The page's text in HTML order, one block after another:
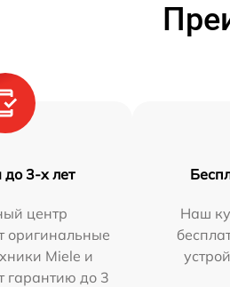
до 3-х лет
центр
оригинальные
Miele и
гарантию до 3
Наш